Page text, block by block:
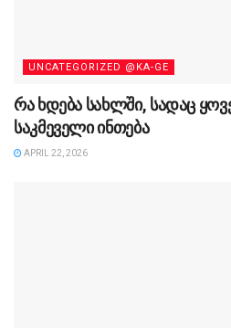
UNCATEGORIZED @KA-GE
რა ხდება სახლში, სადაც
საკმეველი ინთება
APRIL 22, 2026